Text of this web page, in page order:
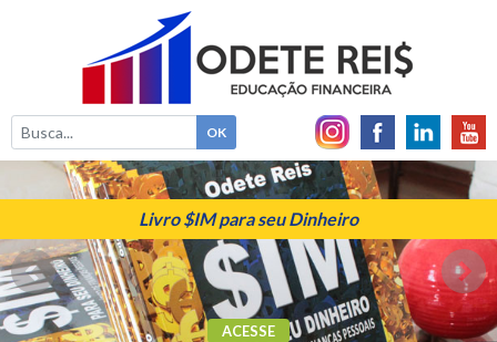
Livro $IM para seu Dinheiro
ACESSE